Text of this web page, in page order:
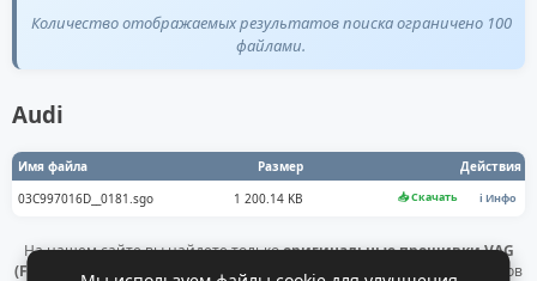
Количество отображаемых результатов поиска ограничено 100
файлами.
Audi
Имя файла Размер
Действия
03C997016D__0181.sgo
1 200.14 KB 📥 Скачать ℹ️ Инфо
На нашем сайте вы найдете толькооригинальные прошивки VAG
(Flashdaten)
. Все файлы получены напрямую с официальных серверов